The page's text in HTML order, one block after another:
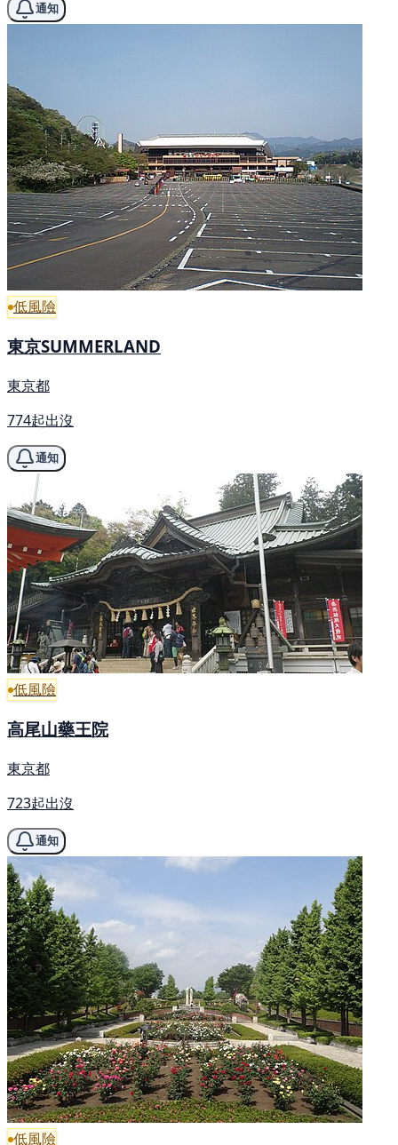
通知
低風險
東京SUMMERLAND
東京都
774起出沒
通知
低風險
高尾山藥王院
東京都
723起出沒
通知
低風險